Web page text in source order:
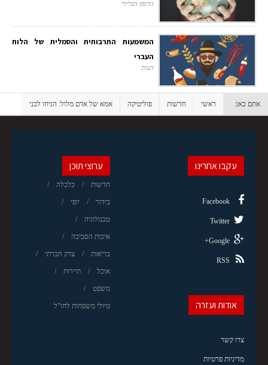
הדופק הפלילי
המשמעות התרבותית והסמלית של הלוח
העברי
דעות
אתם כאן: ראשי חדשות פוליטיקה אמא של אדם מלול: הניחו לבני
ערוצי תוכן
חדשות כלכלה
בידור יופי
טכנולוגיה
איכות הסביבה
בריאות צדק חברתי
אוכל תיירות
משפט
טיולי משפחות לחו"ל
עקבו אחרינו
Facebook
Twitter
Google+
RSS
אודות ועזרה
צרו קשר
מדיניות פרטיות